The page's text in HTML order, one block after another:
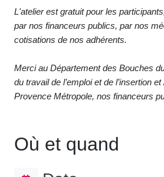
L'atelier est gratuit pour les
par nos financeurs publics, par nos
cotisations de nos adhérents.
Merci au Département des Bouches
du travail de l’emploi et de l’insertion
Provence Métropole, nos financeurs
Où et quand